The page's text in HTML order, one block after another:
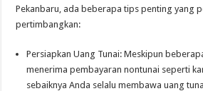
Pekanbaru, ada beberapa tips penting yang
pertimbangkan:
Persiapkan Uang Tunai: Meskipun
menerima pembayaran nontunai seperti
sebaiknya Anda selalu membawa uang